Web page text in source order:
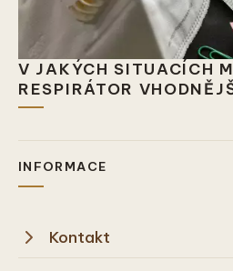
V JAKÝCH SITUACÍCH
RESPIRÁTOR
INFORMACE
Kontakt